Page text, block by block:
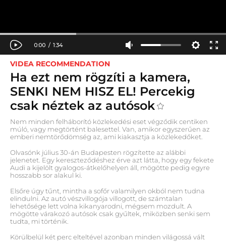
VIDEA RECOMMENDATION
Ha ezt nem rögzíti a kamera,
SENKI NEM HISZ EL! Percekig
csak néztek az autósok
Nem minden felháborító közlekedési eset végződik centiken
múló, vagy megtörtént balesettel. Van, amikor egyszerűen az
emberi nemtörődömség az, ami kiakasztja a közlekedőket.
Olvasónk július 30-án Budapesten rögzítette az alábbi
jelenetet. Egy kereszteződéshez érve azt látta, hogy egy fekete
Audi a kijelölt gyalogos-átkelőhelyen áll, mögötte pedig egyre
hosszabb sor alakul ki.
Elsőre úgy tűnt, mintha a sofőr valamilyen okból nem tudna
elindulni. Az autó vészvillogója villogott, de számtalan
lehetősége lett volna kikanyarodni, mégsem mozdult. A
mögötte várakozó autósok csak gyűltek, miközben senki sem
tudta, mi történik.
Körülbelül két perc elteltével azonban minden világossá vált